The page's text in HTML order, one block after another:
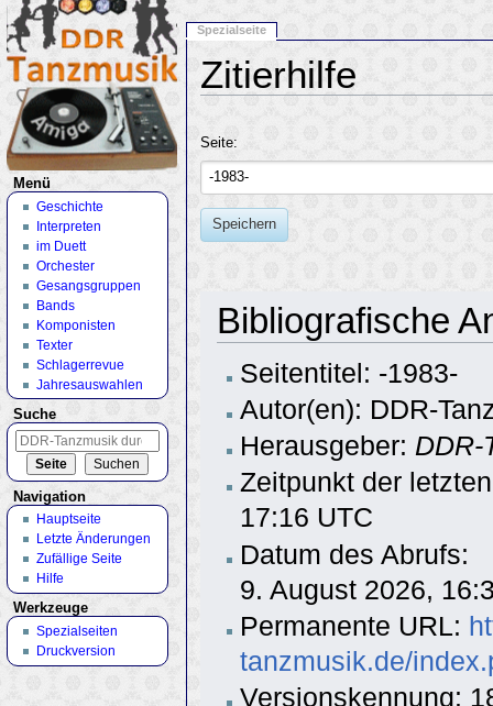
Zitierhilfe
Seite:
Speichern
Bibliografische
Seitentitel: -1983-
Autor(en): DDR-
Herausgeber:
Zeitpunkt der
17:16 UTC
Datum des Abrufs:
9. August 2026,
Permanente URL:
tanzmusik.de/
Versionskennung:
Spezialseite
Menü
Geschichte
Interpreten
im Duett
Orchester
Gesangsgruppen
Bands
Komponisten
Texter
Schlagerrevue
Jahresauswahlen
Suche
Navigation
Hauptseite
Letzte Änderungen
Zufällige Seite
Hilfe
Werkzeuge
Spezialseiten
Druckversion